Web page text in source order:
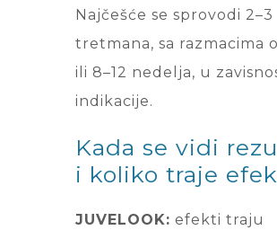
Najčešće se sprovodi 2–3
tretmana, sa razmacima
ili 8–12 nedelja, u
indikacije.
Kada se vidi
i koliko traje
JUVELOOK: efekti traju